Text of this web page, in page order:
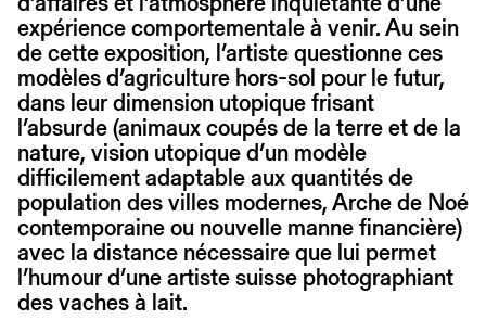
expérience comportementale à venir. Au sein
de cette exposition, l’artiste questionne ces
modèles d’agriculture hors-sol pour le futur,
dans leur dimension utopique frisant
l’absurde (animaux coupés de la terre et de la
nature, vision utopique d’un modèle
difficilement adaptable aux quantités de
population des villes modernes, Arche de Noé
contemporaine ou nouvelle manne financière)
avec la distance nécessaire que lui permet
l’humour d’une artiste suisse photographiant
des vaches à lait.